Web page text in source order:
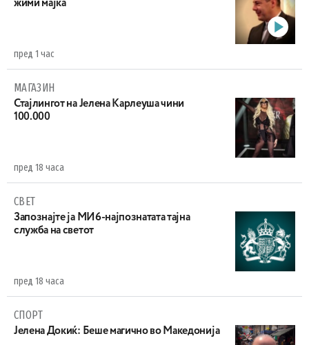
жими мајка
пред 1 час
МАГАЗИН
Стајлингот на Јелена Карлеуша чини
100.000
пред 18 часа
СВЕТ
Запознајте ја МИ6-најпознатата тајна
служба на светот
пред 18 часа
СПОРТ
Јелена Докиќ: Беше магично во Македонија